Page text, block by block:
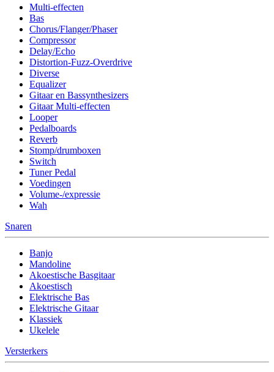
Multi-effecten
Bas
Chorus/Flanger/Phaser
Compressor
Delay/Echo
Distortion-Fuzz-Overdrive
Diverse
Equalizer
Gitaar en Bassynthesizers
Gitaar Multi-effecten
Looper
Pedalboards
Reverb
Stomp/drumboxen
Switch
Tuner Pedal
Voedingen
Volume-/expressie
Wah
Snaren
Banjo
Mandoline
Akoestische Basgitaar
Akoestisch
Elektrische Bas
Elektrische Gitaar
Klassiek
Ukelele
Versterkers